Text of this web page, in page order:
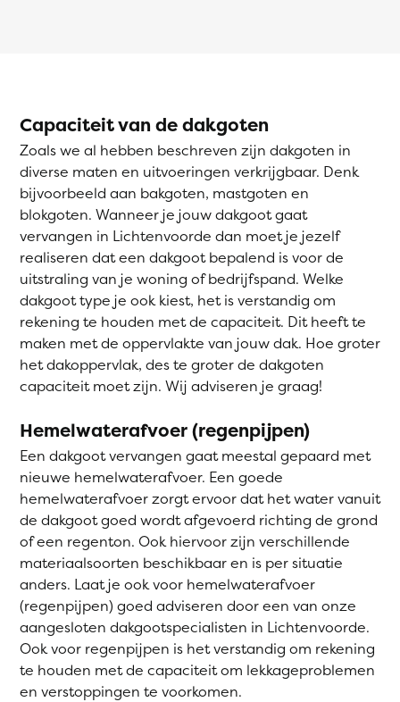
Capaciteit van de dakgoten
Zoals we al hebben beschreven zijn dakgoten in
diverse maten en uitvoeringen verkrijgbaar. Denk
bijvoorbeeld aan bakgoten, mastgoten en
blokgoten. Wanneer je jouw dakgoot gaat
vervangen in Lichtenvoorde dan moet je jezelf
realiseren dat een dakgoot bepalend is voor de
uitstraling van je woning of bedrijfspand. Welke
dakgoot type je ook kiest, het is verstandig om
rekening te houden met de capaciteit. Dit heeft te
maken met de oppervlakte van jouw dak. Hoe groter
het dakoppervlak, des te groter de dakgoten
capaciteit moet zijn. Wij adviseren je graag!
Hemelwaterafvoer (regenpijpen)
Een dakgoot vervangen gaat meestal gepaard met
nieuwe hemelwaterafvoer. Een goede
hemelwaterafvoer zorgt ervoor dat het water vanuit
de dakgoot goed wordt afgevoerd richting de grond
of een regenton. Ook hiervoor zijn verschillende
materiaalsoorten beschikbaar en is per situatie
anders. Laat je ook voor hemelwaterafvoer
(regenpijpen) goed adviseren door een van onze
aangesloten dakgootspecialisten in Lichtenvoorde.
Ook voor regenpijpen is het verstandig om rekening
te houden met de capaciteit om lekkageproblemen
en verstoppingen te voorkomen.